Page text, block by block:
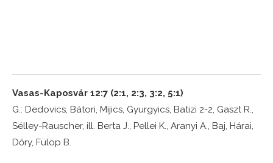
Vasas-Kaposvár 12:7 (2:1, 2:3, 3:2, 5:1)
G.: Dedovics, Bátori, Mijics, Gyurgyics, Batizi 2-2, Gaszt R.,
Sélley-Rauscher, ill. Berta J., Pellei K., Aranyi A., Baj, Hárai,
Dőry, Fülöp B.